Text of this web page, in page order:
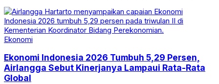
Ekonomi
Ekonomi Indonesia 2026 Tumbuh 5,29 Persen,
Airlangga Sebut Kinerjanya Lampaui Rata-Rata
Global